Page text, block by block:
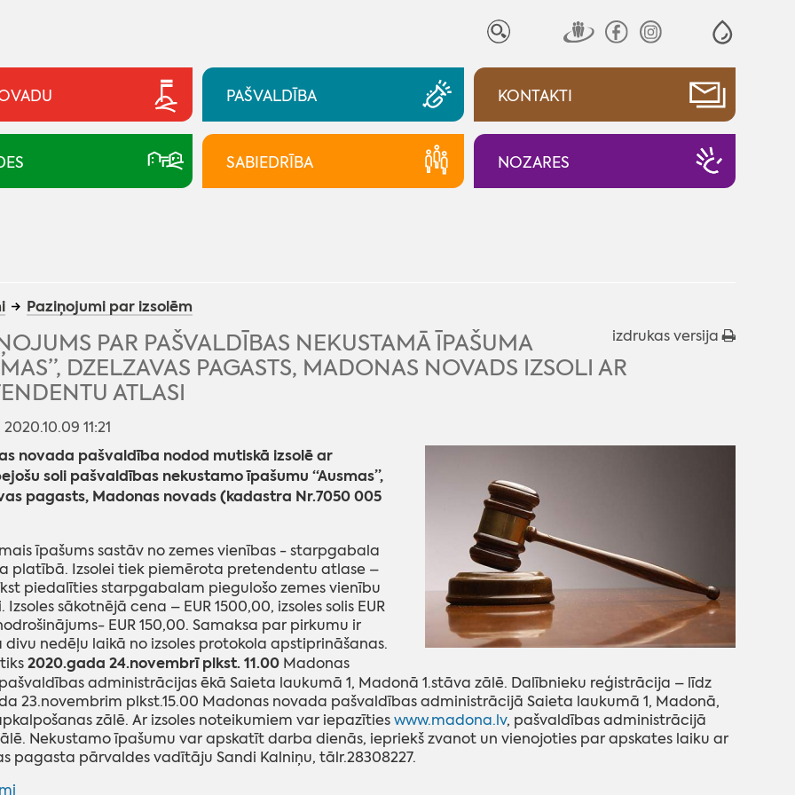
PAŠVALDĪBA KONTAKTI
SABIEDRĪBA NOZARES
Paziņojumi par izsolēm
izdrukas versija
PAR PAŠVALDĪBAS NEKUSTAMĀ ĪPAŠUMA
DZELZAVAS PAGASTS, MADONAS NOVADS IZSOLI AR
ATLASI
11:21
novada pašvaldība nodod mutiskā izsolē ar
soli pašvaldības nekustamo īpašumu “Ausmas”,
pagasts, Madonas novads (kadastra Nr.7050 005
īpašums sastāv no zemes vienības - starpgabala
platībā. Izsolei tiek piemērota pretendentu atlase –
piedalīties starpgabalam piegulošo zemes vienību
Izsoles sākotnējā cena – EUR 1500,00, izsoles solis EUR
EUR 150,00. Samaksa par pirkumu ir
nedēļu laikā no izsoles protokola apstiprināšanas.
2020.gada 24.novembrī plkst. 11.00Madonas
administrācijas ēkā Saieta laukumā 1, Madonā 1.stāva zālē. Dalībnieku reģistrācija – līdz
23.novembrim plkst.15.00 Madonas novada pašvaldības administrācijā Saieta laukumā 1, Madonā,
zālē. Ar izsoles noteikumiem var iepazītieswww.madona.lv, pašvaldības administrācijā
Nekustamo īpašumu var apskatīt darba dienās, iepriekš zvanot un vienojoties par apskates laiku ar
pagasta pārvaldes vadītāju Sandi Kalniņu, tālr.28308227.